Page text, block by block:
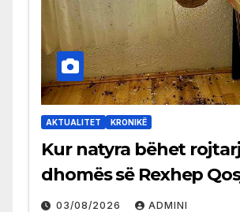
AKTUALITET KRONIKË
Kur natyra bëhet
dhomës së Rexhep
03/08/2026 ADMINI